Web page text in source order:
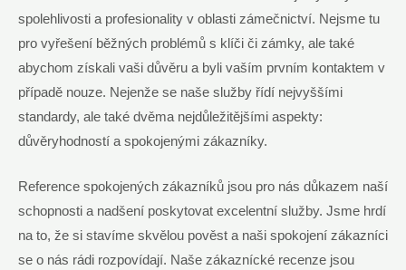
spolehlivosti a profesionality v oblasti zámečnictví. Nejsme tu
pro vyřešení běžných problémů s klíči či zámky, ale také
abychom získali vaši důvěru a byli vaším prvním kontaktem v
případě nouze. Nejenže se naše služby řídí nejvyššími
standardy, ale také dvěma nejdůležitějšími aspekty:
důvěryhodností a spokojenými zákazníky.
Reference spokojených zákazníků jsou pro nás důkazem naší
schopnosti a nadšení poskytovat excelentní služby. Jsme hrdí
na to, že si stavíme skvělou pověst a naši spokojení zákazníci
se o nás rádi rozpovídají. Naše zákaznícké recenze jsou